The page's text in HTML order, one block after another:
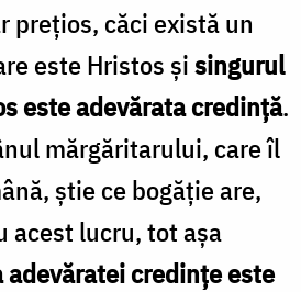
prețios, căci există un
este Hristos șisingurul
este adevărata credință.
mărgăritarului, care îl
știe ce bogăție are,
acest lucru, tot așa
adevăratei credințe este